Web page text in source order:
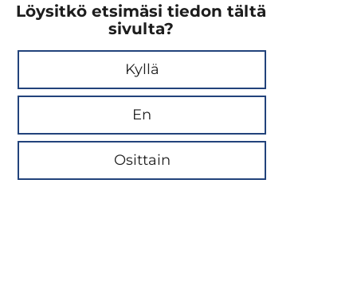
Löysitkö etsimäsi tiedon tältä
sivulta?
Kyllä
En
Osittain